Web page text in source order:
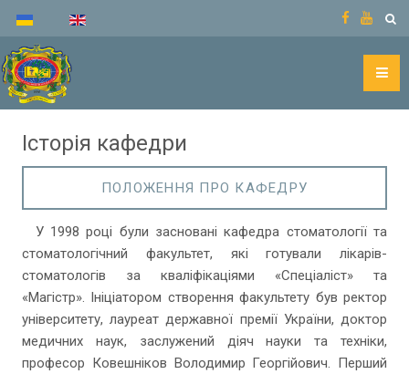
Історія кафедри
ПОЛОЖЕННЯ ПРО КАФЕДРУ
У 1998 році були засновані кафедра стоматології та
стоматологічний факультет, які готували лікарів-
стоматологів за кваліфікаціями «Спеціаліст» та
«Магістр». Ініціатором створення факультету був ректор
університету, лауреат державної премії України, доктор
медичних наук, заслужений діяч науки та техніки,
професор Ковешніков Володимир Георгійович. Перший